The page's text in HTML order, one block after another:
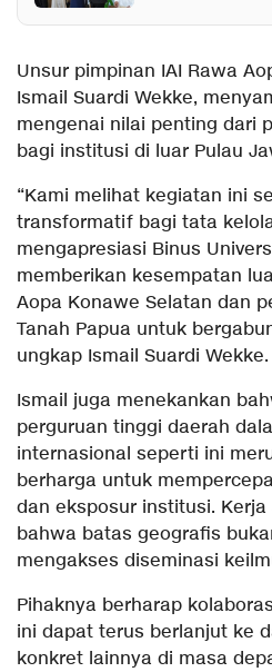
Unsur pimpinan IAI Rawa
Ismail Suardi Wekke,
mengenai nilai penting dari
bagi institusi di luar Pulau
“Kami melihat kegiatan ini
transformatif bagi tata
mengapresiasi Binus
memberikan kesempatan
Aopa Konawe Selatan dan
Tanah Papua untuk
ungkap Ismail Suardi Wekke.
Ismail juga menekankan
perguruan tinggi daerah
internasional seperti ini
berharga untuk
dan eksposur institusi.
bahwa batas geografis
mengakses diseminasi
Pihaknya berharap
ini dapat terus berlanjut ke
konkret lainnya di masa